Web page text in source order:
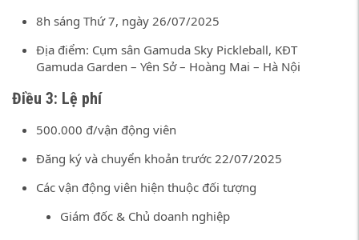
8h sáng Thứ 7, ngày 26/07/2025
Địa điểm: Cụm sân Gamuda Sky Pickleball, KĐT
Gamuda Garden – Yên Sở – Hoàng Mai – Hà Nội
Điều 3: Lệ phí
500.000 đ/vận động viên
Đăng ký và chuyển khoản trước 22/07/2025
Các vận động viên hiện thuộc đối tượng
Giám đốc & Chủ doanh nghiệp